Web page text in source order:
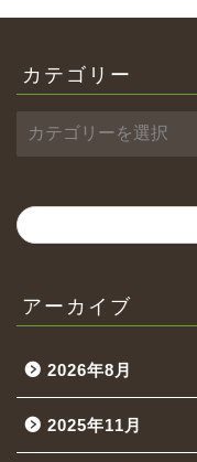
カテゴリー
アーカイブ
2026年8月
2025年11月